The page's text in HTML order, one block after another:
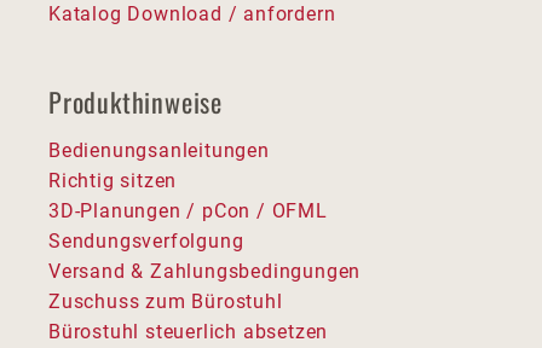
Katalog Download / anfordern
Produkthinweise
Bedienungsanleitungen
Richtig sitzen
3D-Planungen / pCon / OFML
Sendungsverfolgung
Versand & Zahlungsbedingungen
Zuschuss zum Bürostuhl
Bürostuhl steuerlich absetzen